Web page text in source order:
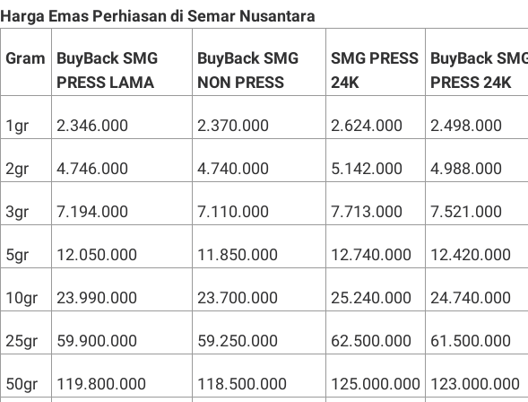
Harga Emas Perhiasan di Semar Nusantara
Gram
BuyBack SMG
PRESS LAMA
BuyBack SMG
NON PRESS
SMG PRESS
24K
BuyBack
PRESS 24K
1gr 2.346.000 2.370.000 2.624.000 2.498.000
2gr 4.746.000 4.740.000 5.142.000 4.988.000
3gr 7.194.000 7.110.000 7.713.000 7.521.000
5gr 12.050.000 11.850.000 12.740.000 12.420.000
10gr 23.990.000 23.700.000 25.240.000 24.740.000
25gr 59.900.000 59.250.000 62.500.000 61.500.000
50gr 119.800.000 118.500.000 125.000.000 123.000.000